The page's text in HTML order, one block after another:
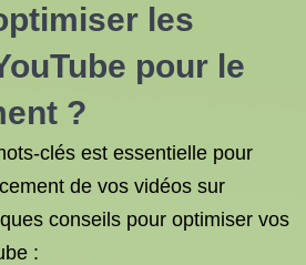
les
pour le
?
clés est essentielle pour
de vos vidéos sur
conseils pour optimiser vos
: